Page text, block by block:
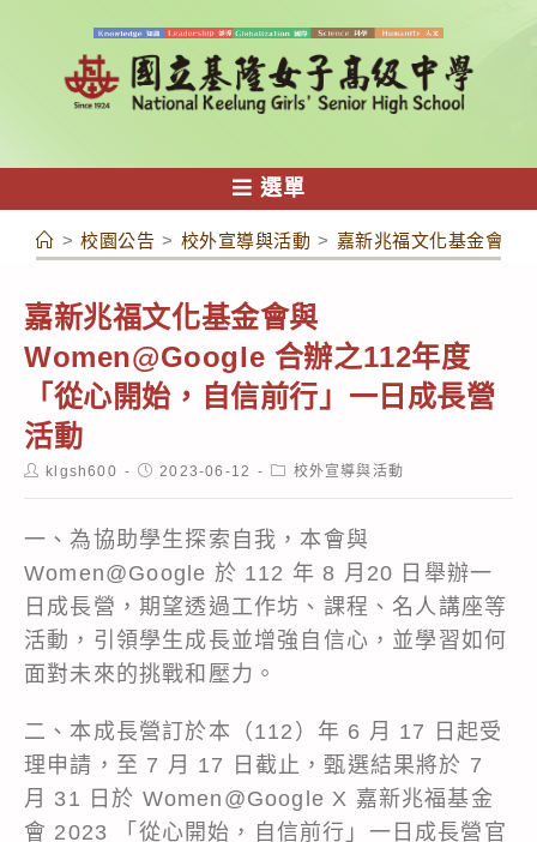
容
選單
> 校園公告 > 校外宣導與活動 > 嘉新兆福文化基金會與
嘉新兆福文化基金會與
Women@Google 合辦之112年度
「從心開始，自信前行」一日成長營
活動
Postklgsh600
Post2023-06-12
Post校外宣導與活動
一、為協助學生探索自我，本會與
Women@Google 於 112 年 8 月20 日舉辦一
日成長營，期望透過工作坊、課程、名人講座等
活動，引領學生成長並增強自信心，並學習如何
面對未來的挑戰和壓力。
二、本成長營訂於本（112）年 6 月 17 日起受
理申請，至 7 月 17 日截止，甄選結果將於 7
月 31 日於 Women@Google X 嘉新兆福基金
會 2023 「從心開始，自信前行」一日成長營官